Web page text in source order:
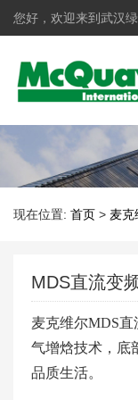
您好，欢迎来到武汉
现在位置: 首页 > 麦克
MDS直流变
麦克维尔MDS直
气增焓技术，底
品质生活。